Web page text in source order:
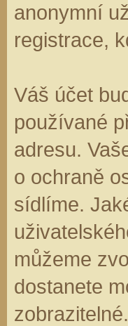
anonymní
registrace,
Váš účet
používané
adresu.
o ochraně
sídlíme.
můžeme
dostanete